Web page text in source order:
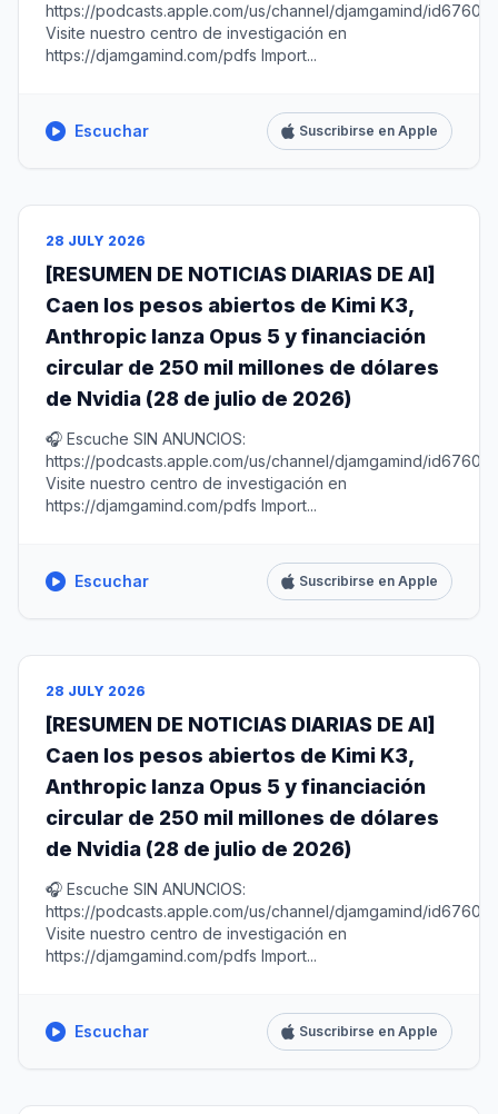
https://podcasts.apple.com/us/channel/djamgamind/
Visite nuestro centro de investigación en
https://djamgamind.com/pdfs Import...
Escuchar Suscribirse en Apple
28 JULY 2026
[RESUMEN DE NOTICIAS DIARIAS DE AI]
Caen los pesos abiertos de Kimi K3,
Anthropic lanza Opus 5 y financiación
circular de 250 mil millones de dólares
de Nvidia (28 de julio de 2026)
🎧 Escuche SIN ANUNCIOS:
https://podcasts.apple.com/us/channel/djamgamind/
Visite nuestro centro de investigación en
https://djamgamind.com/pdfs Import...
Escuchar Suscribirse en Apple
28 JULY 2026
[RESUMEN DE NOTICIAS DIARIAS DE AI]
Caen los pesos abiertos de Kimi K3,
Anthropic lanza Opus 5 y financiación
circular de 250 mil millones de dólares
de Nvidia (28 de julio de 2026)
🎧 Escuche SIN ANUNCIOS:
https://podcasts.apple.com/us/channel/djamgamind/
Visite nuestro centro de investigación en
https://djamgamind.com/pdfs Import...
Escuchar Suscribirse en Apple